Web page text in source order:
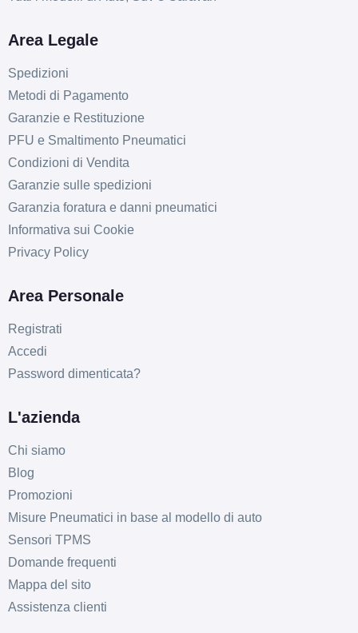
Area Legale
Spedizioni
Metodi di Pagamento
Garanzie e Restituzione
PFU e Smaltimento Pneumatici
Condizioni di Vendita
Garanzie sulle spedizioni
Garanzia foratura e danni pneumatici
Informativa sui Cookie
Privacy Policy
Area Personale
Registrati
Accedi
Password dimenticata?
L'azienda
Chi siamo
Blog
Promozioni
Misure Pneumatici in base al modello di auto
Sensori TPMS
Domande frequenti
Mappa del sito
Assistenza clienti